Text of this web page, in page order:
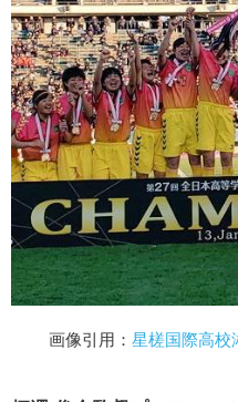
画像引用： 星槎国際高校